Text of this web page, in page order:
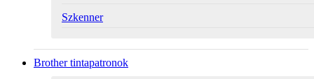
Szkenner
Brother tintapatronok